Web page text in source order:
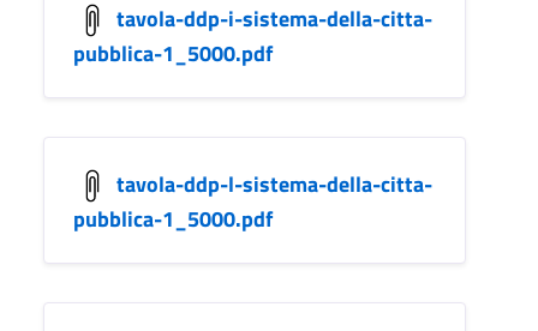
tavola-ddp-i-sistema-della-citta-
pubblica-1_5000.pdf
tavola-ddp-l-sistema-della-citta-
pubblica-1_5000.pdf